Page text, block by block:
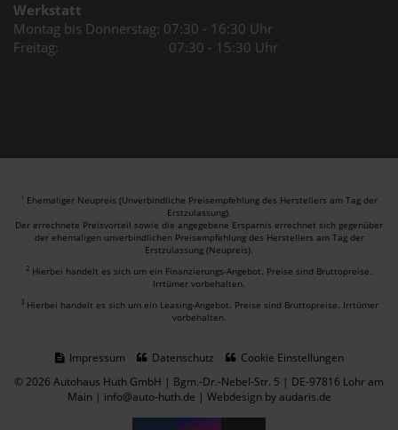
Werkstatt
Montag bis Donnerstag: 07:30 - 16:30 Uhr
Freitag: 07:30 - 15:30 Uhr
1 Ehemaliger Neupreis (Unverbindliche Preisempfehlung des Herstellers am Tag der
Erstzulassung).
Der errechnete Preisvorteil sowie die angegebene Ersparnis errechnet sich gegenüber
der ehemaligen unverbindlichen Preisempfehlung des Herstellers am Tag der
Erstzulassung (Neupreis).
2 Hierbei handelt es sich um ein Finanzierungs-Angebot. Preise sind Bruttopreise.
Irrtümer vorbehalten.
3 Hierbei handelt es sich um ein Leasing-Angebot. Preise sind Bruttopreise. Irrtümer
vorbehalten.
Impressum Datenschutz
Cookie Einstellungen
© 2026 Autohaus Huth GmbH | Bgm.-Dr.-Nebel-Str. 5 | DE-97816 Lohr am
Main | info@auto-huth.de | Webdesign by audaris.de